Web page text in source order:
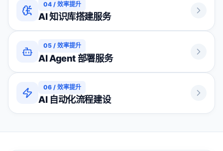
04/ 效率提升
AI 知识库搭建服务
05/ 效率提升
AI Agent 部署服务
06/ 效率提升
AI 自动化流程建设